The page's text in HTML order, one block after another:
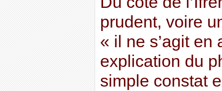
prudent, voire
« il ne s’agit en
explication du
simple constat